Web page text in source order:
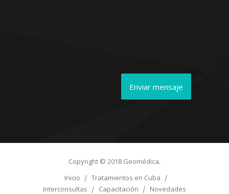
Copyright © 2018 Geomédica.
Inicio
Tratamientos en Cuba
Interconsultas
Capacitación
Novedades